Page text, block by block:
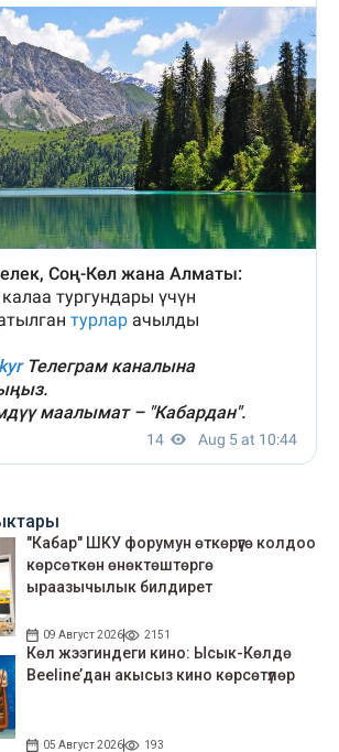
"Кабар" ШКУ форумун өткөрүүгө колдоо
көрсөткөн өнөктөштөргө
ыраазычылык билдирет
09 Август 2026 2151
Көл жээгиндеги кино: Ысык-Көлдө
Beeline’дан акысыз кино көрсөтүлөр
05 Август 2026 193